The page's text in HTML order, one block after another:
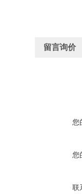
留言询价
您
您
联